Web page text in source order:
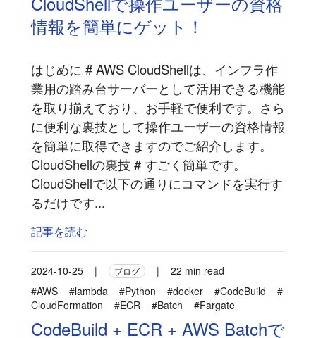
情報を簡単にゲット！
はじめに # AWS CloudShellは、インフラ作
業用の踏み台サーバーとして活用できる機能
を取り揃えており、お手軽で便利です。さら
に便利な裏技として操作ユーザーの資格情報
を簡単に取得できますのでご紹介します。
CloudShellの裏技 # すごく簡単です。
CloudShellで以下の通りにコマンドを実行す
るだけです...
記事を読む
2024-10-25 | ブログ |
22 min read
#AWS
#lambda #Python #docker #CodeBuild
#
CloudFormation
#ECR #Batch #Fargate
CodeBuild + ECR + AWS Batchで